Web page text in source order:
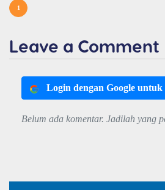
1
Leave a Comment
Login dengan Google
Belum ada komentar. Jadilah yang